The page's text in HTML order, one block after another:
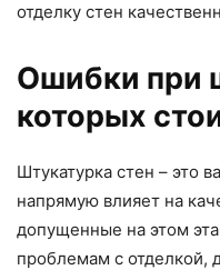
отделку стен
Ошибки при
которых
Штукатурка стен – это
напрямую влияет на
допущенные на этом
проблемам с отделкой,